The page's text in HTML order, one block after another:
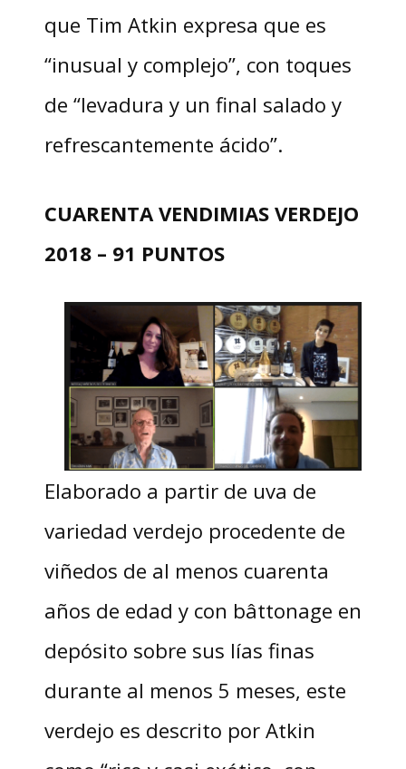
que Tim Atkin expresa que es
“inusual y complejo”, con toques
de “levadura y un final salado y
refrescantemente ácido”.
CUARENTA VENDIMIAS VERDEJO
2018 – 91 PUNTOS
Elaborado a partir de uva de
variedad verdejo procedente de
viñedos de al menos cuarenta
años de edad y con bâttonage en
depósito sobre sus lías finas
durante al menos 5 meses, este
verdejo es descrito por Atkin